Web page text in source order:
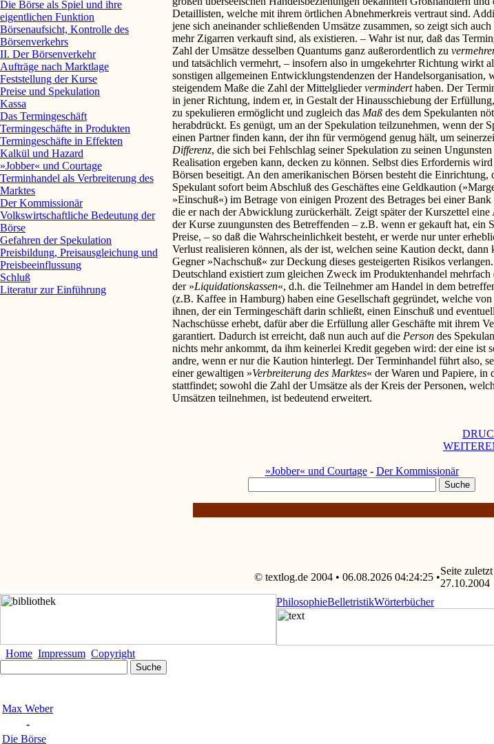
Detaillisten, welche mit ihrem örtlichen Abnehmerkreis vertraut sind.
jene sich aneinander schließenden Umsätze zusammen, so zeigt sich auch
mehr Zigarren verkauft sind, als existieren. – Wahr ist nur, daß das
Zahl der Umsätze desselben Quantums ganz außerordentlich zu
und tatsächlich vermehrt, – insofern also in umgekehrter Richtung wirkt
sonstigen allgemeinen Entwicklungstendenzen der Handelsorganisation,
steigendem Maße die Zahl der Mittelgliederverminderthaben. Der
in jener Richtung, indem er, in Gestalt der Hinausschiebung der
zu spekulieren ermöglicht und zugleich das Maß des dem Spekulanten
herabdrückt. Es genügt, um an der Spekulation teilzunehmen, wenn der
einen Partner finden kann, der ihn für vermögend genug hält, um
Differenz, die sich bei Fehlschlag seiner Spekulation zu seinen
Realisation ergeben kann, decken zu können. Selbst dies Erfordernis
Börsen beseitigt. An den amerikanischen Börsen besteht die Einrichtung,
Spekulant sofort beim Abschluß des Geschäftes eine Geldkaution
»Einschuß«) im Betrage von einigen Prozent des Betrages bei einer Bank
die er nach der Abwicklung zurückerhält. Zeigt später der Kurszettel eine
der Kurse zuungunsten des Betreffenden – z.B. wenn er gekauft hat, ein
Preise, – so daß die Wahrscheinlichkeit besteht, er werde nur unter
Verlust realisieren können, als der ist, welchen seine Kaution deckt, dann
Gegner »Nachschuß« zur Deckung dieses gesteigerten Risikos
Deutschland existiert zum gleichen Zweck im Produktenhandel mehrfach
der »Liquidationskassen«, d.h. die Teilnehmer am Handel in dem
(z.B. Kaffee in Hamburg) haben eine Gesellschaft gegründet, welche
ihnen, der ein Termingeschäft darin schließt, einen Einschuß und eventuell
Nachschüsse erhebt, dafür aber die Erfüllung aller Geschäfte mit ihrem
garantiert. Dadurch ist erreicht, daß nun auch auf die Person des
nichts mehr ankommt, da ihm keinerlei Kredit gegeben wird: der eine ist
andre, wenn er nur die Kaution hinterlegt. Der Terminhandel führt also,
einer gewaltigen »Verbreiterung des Marktes« der Waren und Papiere, in
stattfindet; sowohl die Zahl der Umsätze als der Kreis der Personen,
Umsätzen teilnehmen, ist bedeutend erweitert.
»Jobber« und Courtage- Der Kommissionär
Die Börse als Spiel und ihre
eigentlichen Funktion
Börsenaufsicht, Kontrolle des
Börsenverkehrs
II. Der Börsenverkehr
Aufträge nach Marktlage
Feststellung der Kurse
Preise und Spekulation
Kassa
Das Termingeschäft
Termingeschäfte in Produkten
Termingeschäfte in Effekten
Kalkül und Hazard
»Jobber« und Courtage
Terminhandel als Verbreiterung des
Marktes
Der Kommissionär
Volkswirtschaftliche Bedeutung der
Börse
Gefahren der Spekulation
Preisbildung, Preisausgleichung und
Preisbeeinflussung
Schluß
Literatur zur Einführung
© textlog.de 2004 • 06.08.2026 04:24:25 •
Seite
27.10.2004
PhilosophieBelletristikWörterbücher
Home Impressum Copyright
Max Weber
-
Die Börse